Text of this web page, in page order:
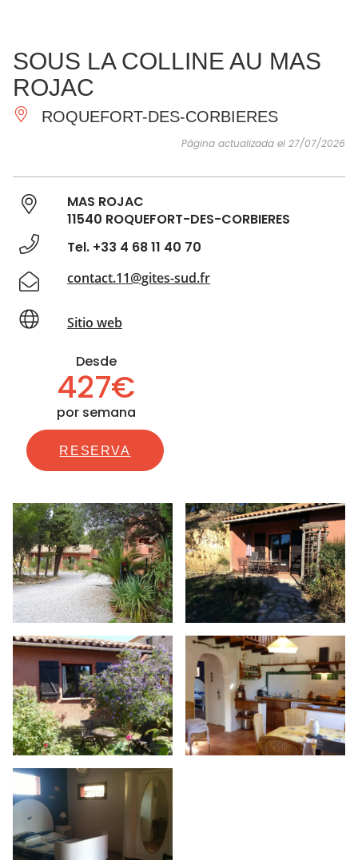
IMPRESCINDIBLES
HACER
INSPIRACIONES
SOUS LA COLLINE AU MAS
ROJAC
ROQUEFORT-DES-CORBIERES
Página actualizada el 27/07/2026
MAS ROJAC
11540 ROQUEFORT-DES-CORBIERES
Tel. +33 4 68 11 40 70
contact.11@gites-sud.fr
Sitio web
Desde
427€
por semana
RESERVA